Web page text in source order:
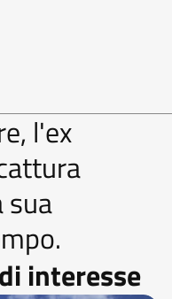
l'ex
sua
interesse